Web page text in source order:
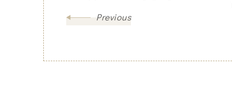
Previous